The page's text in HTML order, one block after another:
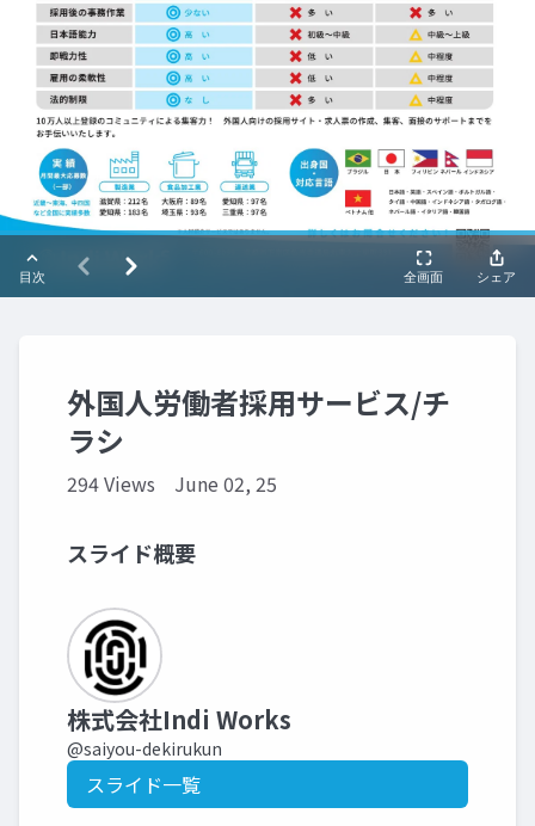
外国人労働者採用サービス/チ
ラシ
294 Views June 02, 25
スライド概要
株式会社Indi Works
@saiyou-dekirukun
スライド一覧